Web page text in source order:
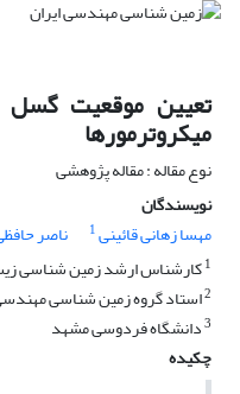
تعیین موقعیت گسل
میکروترمورها
نوع مقاله : مقاله پژوهشی
نویسندگان
مهسا زهانی قائینی1 ناصر
1کارشناس ارشد زمین شناسی
2استاد گروه زمین شناسی
3دانشگاه فردوسی مشهد
چکیده